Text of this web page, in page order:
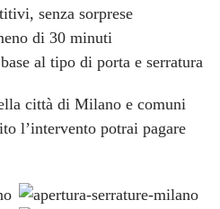
senza sorprese
di 30 minuti
al tipo di porta e serratura
città di Milano e comuni
l’intervento potrai pagare